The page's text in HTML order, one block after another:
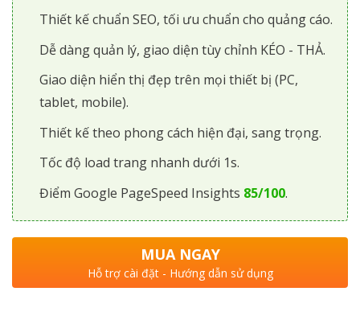
Thiết kế chuẩn SEO, tối ưu chuẩn cho quảng cáo.
Dễ dàng quản lý, giao diện tùy chỉnh KÉO - THẢ.
Giao diện hiển thị đẹp trên mọi thiết bị (PC,
tablet, mobile).
Thiết kế theo phong cách hiện đại, sang trọng.
Tốc độ load trang nhanh dưới 1s.
Điểm Google PageSpeed Insights 85/100.
MUA NGAY
Hỗ trợ cài đặt - Hướng dẫn sử dụng